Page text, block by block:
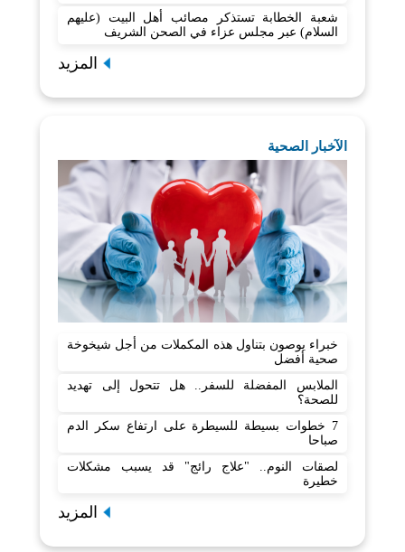
شعبة الخطابة تستذكر مصائب أهل البيت (عليهم
السلام) عبر مجلس عزاء في الصحن الشريف
المزيد
الآخبار الصحية
خبراء يوصون بتناول هذه المكملات من أجل شيخوخة
صحية أفضل
الملابس المفضلة للسفر.. هل تتحول إلى تهديد
للصحة؟
7 خطوات بسيطة للسيطرة على ارتفاع سكر الدم
صباحا
لصقات النوم.. "علاج رائج" قد يسبب مشكلات
خطيرة
المزيد